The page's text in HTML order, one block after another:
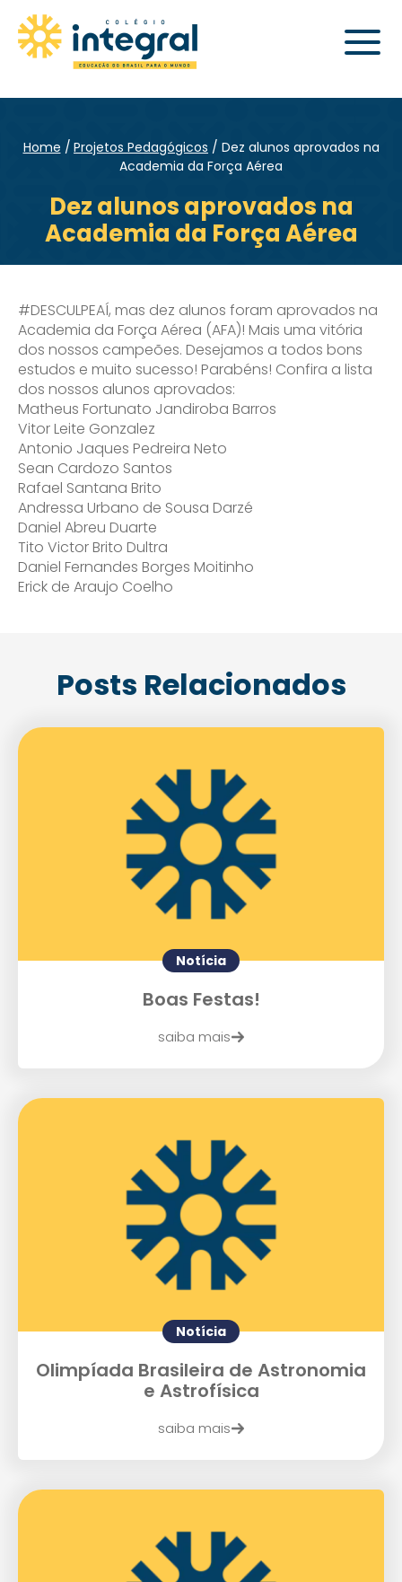
Home Projetos Pedagógicos
Dez alunos aprovados na
Academia da Força Aérea
Dez alunos aprovados na
Academia da Força Aérea
#DESCULPEAÍ, mas dez alunos foram aprovados na
Academia da Força Aérea (AFA)! Mais uma vitória
dos nossos campeões. Desejamos a todos bons
estudos e muito sucesso! Parabéns! Confira a lista
dos nossos alunos aprovados:​
Matheus Fortunato Jandiroba Barros
Vitor Leite Gonzalez
Antonio Jaques Pedreira Neto
Sean Cardozo Santos
Rafael Santana Brito
Andressa Urbano de Sousa Darzé
Daniel Abreu Duarte
Tito Victor Brito Dultra
Daniel Fernandes Borges Moitinho
Erick de Araujo Coelho
Posts Relacionados
Notícia
Boas Festas!
saiba mais
Notícia
Olimpíada Brasileira de Astronomia
e Astrofísica
saiba mais
Agende uma visita
Enviei um E-mail